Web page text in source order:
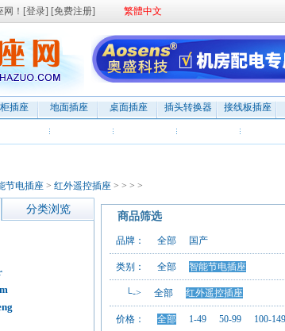
网！[登录] [免费注册] 繁體中文
插座 地面插座 桌面插座 插头转换器 接线板插座
节电插座 > 红外遥控插座 > > > >
分类浏览
商品筛选
品牌： 全部 国产
类别： 全部 智能节电插座
└-> 全部 红外遥控插座
价格： 全部 1-49 50-99 100-149